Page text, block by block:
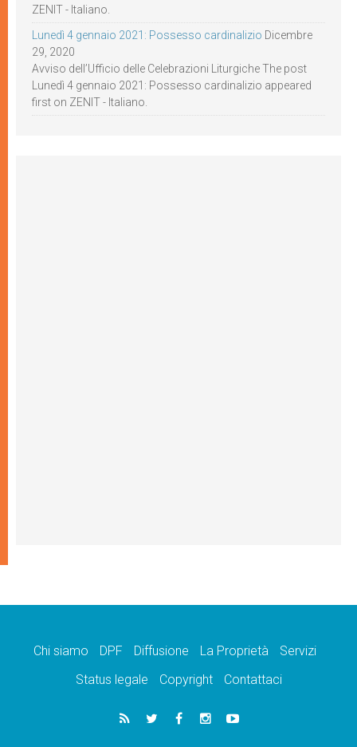
ZENIT - Italiano.
Lunedì 4 gennaio 2021: Possesso cardinalizio Dicembre
29, 2020
Avviso dell’Ufficio delle Celebrazioni Liturgiche The post
Lunedì 4 gennaio 2021: Possesso cardinalizio appeared
first on ZENIT - Italiano.
Chi siamo DPF Diffusione La Proprietà
Servizi
Status legale
Copyright Contattaci